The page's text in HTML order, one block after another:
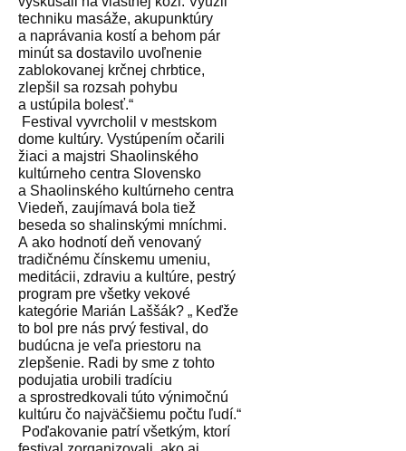
techniku masáže, akupunktúry
a naprávania kostí a behom pár
minút sa dostavilo uvoľnenie
zablokovanej krčnej chrbtice,
zlepšil sa rozsah pohybu
a ustúpila bolesť.“
Festival vyvrcholil v mestskom
dome kultúry. Vystúpením očarili
žiaci a majstri Shaolinského
kultúrneho centra Slovensko
a Shaolinského kultúrneho centra
Viedeň, zaujímavá bola tiež
beseda so shalinskými mníchmi.
A ako hodnotí deň venovaný
tradičnému čínskemu umeniu,
meditácii, zdraviu a kultúre, pestrý
program pre všetky vekové
kategórie Marián Laššák? „ Keďže
to bol pre nás prvý festival, do
budúcna je veľa priestoru na
zlepšenie. Radi by sme z tohto
podujatia urobili tradíciu
a sprostredkovali túto výnimočnú
kultúru čo najväčšiemu počtu ľudí.“
Poďakovanie patrí všetkým, ktorí